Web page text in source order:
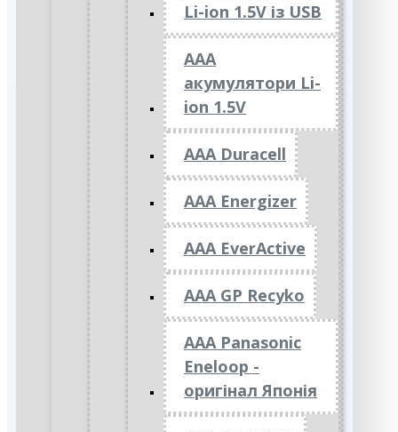
Li-ion 1.5V із USB
ААА
акумулятори Li-
ion 1.5V
AAA Duracell
AAA Energizer
AAA EverActive
AAA GP Recyko
AAA Panasonic
Eneloop -
оригінал Японія